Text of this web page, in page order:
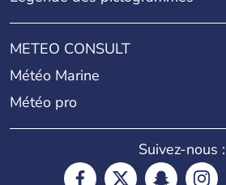
METEO CONSULT
Météo Marine
Météo pro
Suivez-nous :